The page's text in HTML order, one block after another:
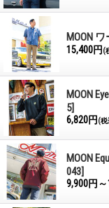
MOON
15,400円 (
MOON
5]
6,820円 (
MOON
043]
9,900円～